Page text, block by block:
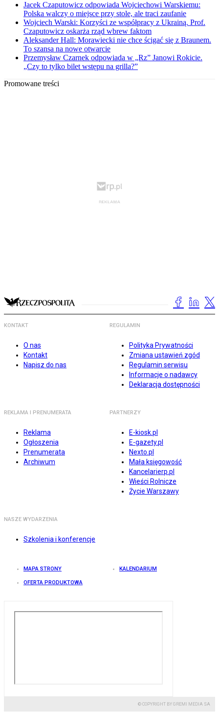
Jacek Czaputowicz odpowiada Wojciechowi Warskiemu:
Polska walczy o miejsce przy stole, ale traci zaufanie
Wojciech Warski: Korzyści ze współpracy z Ukrainą. Prof.
Czaputowicz oskarża rząd wbrew faktom
Aleksander Hall: Morawiecki nie chce ścigać się z Braunem.
To szansa na nowe otwarcie
Przemysław Czarnek odpowiada w „Rz” Janowi Rokicie.
„Czy to tylko bilet wstępu na grilla?”
Promowane treści
KONTAKT
O nas
Kontakt
Napisz do nas
REGULAMIN
Polityka Prywatności
Zmiana ustawień zgód
Regulamin serwisu
Informacje o nadawcy
Deklaracja dostępności
REKLAMA I PRENUMERATA
Reklama
Ogłoszenia
Prenumerata
Archiwum
PARTNERZY
E-kiosk.pl
E-gazety.pl
Nexto.pl
Mała księgowość
Kancelarierp.pl
Wieści Rolnicze
Życie Warszawy
NASZE WYDARZENIA
Szkolenia i konferencje
MAPA STRONY KALENDARIUM
OFERTA PRODUKTOWA
© COPYRIGHT BY GREMI MEDIA SA